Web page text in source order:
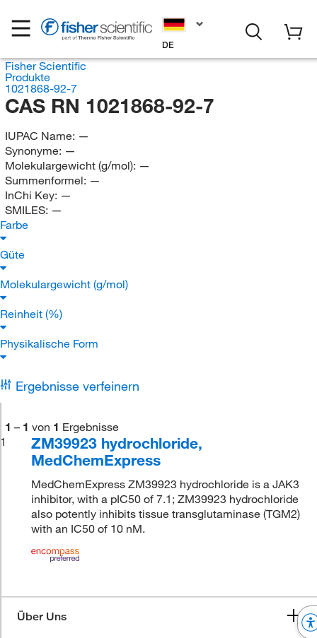
DE
Fisher Scientific
Produkte
1021868-92-7
CAS RN 1021868-92-7
IUPAC Name: —
Synonyme: —
Molekulargewicht (g/mol): —
Summenformel: —
InChi Key: —
SMILES: —
Farbe
Güte
Molekulargewicht (g/mol)
Reinheit (%)
Physikalische Form
Ergebnisse verfeinern
1 – 1 von 1 Ergebnisse
1
ZM39923 hydrochloride,
MedChemExpress
MedChemExpress ZM39923 hydrochloride is a JAK3
inhibitor, with a pIC50 of 7.1; ZM39923 hydrochloride
also potently inhibits tissue transglutaminase (TGM2)
with an IC50 of 10 nM.
Über Uns